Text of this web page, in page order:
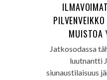
MUISTOA
Jatkosodassa
luutnantti
siunaustilaisuus